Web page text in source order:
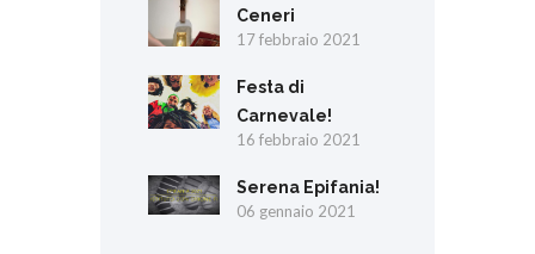
Ceneri
17 febbraio 2021
Festa di
Carnevale!
16 febbraio 2021
Serena Epifania!
06 gennaio 2021